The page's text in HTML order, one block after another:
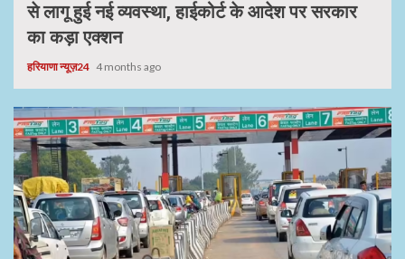
से लागू हुई नई व्यवस्था, हाईकोर्ट के आदेश पर सरकार
का कड़ा एक्शन
हरियाणा न्यूज़24 4 months ago